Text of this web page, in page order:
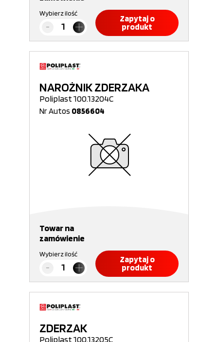
Wybierz ilość
Zapytaj o
produkt
NAROŻNIK ZDERZAKA
Poliplast 100.13204C
Nr Autos 0856604
Towar na
zamówienie
Wybierz ilość
Zapytaj o
produkt
ZDERZAK
Poliplast 100.13205C